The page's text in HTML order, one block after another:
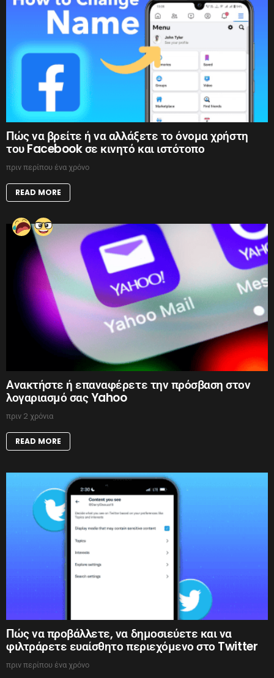
Πώς να βρείτε ή να αλλάξετε το όνομα χρήστη
του Facebook σε κινητό και ιστότοπο
πριν περίπου ένα χρόνο
READ MORE
Ανακτήστε ή επαναφέρετε την πρόσβαση στον
λογαριασμό σας Yahoo
πριν 2 χρόνια
READ MORE
Πώς να προβάλλετε, να δημοσιεύετε και να
φιλτράρετε ευαίσθητο περιεχόμενο στο Twitter
πριν περίπου ένα χρόνο